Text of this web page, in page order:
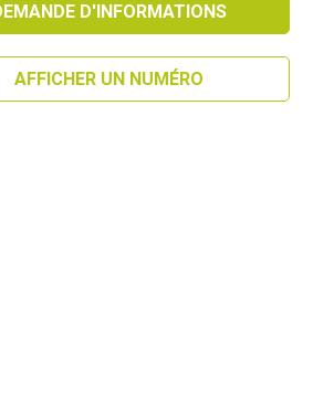
D'INFORMATIONS
AFFICHER UN NUMÉRO